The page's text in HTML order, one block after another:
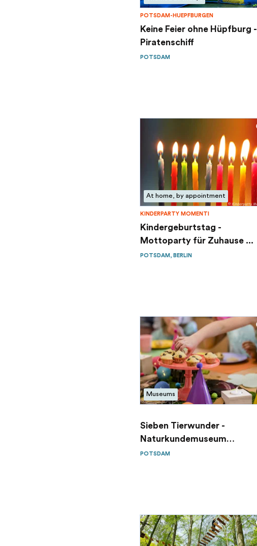
POTSDAM-HUEPFBURGEN
Keine Feier ohne Hüpfburg -
Piratenschiff
POTSDAM
At home, by appointment
KINDERPARTY MOMENTI
Kindergeburtstag -
Mottoparty für Zuhause ...
POTSDAM, BERLIN
Museums
Sieben Tierwunder -
Naturkundemuseum
Potsd...
POTSDAM